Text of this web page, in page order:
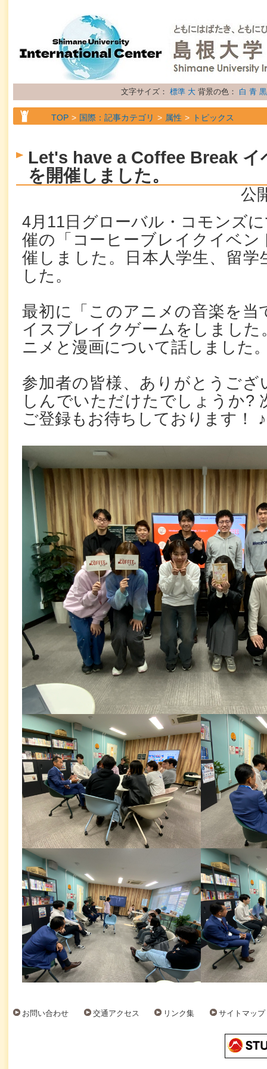
文字サイズ： 標準 大 背景の色： 白 青 黒
TOP 国際：記事カテゴリ 属性 トピックス
Let's have a Coffee Break イ
を開催しました。
公
4月11日グローバル・コモンズ
催の「コーヒーブレイクイベン
催しました。日本人学生、留学
した。
最初に「このアニメの音楽を当
イスブレイクゲームをしました
ニメと漫画について話しました
参加者の皆様、ありがとうござ
しんでいただけたでしょうか?
ご登録もお待ちしております！ ♪
お問い合わせ 交通アクセス リンク集 サイトマップ